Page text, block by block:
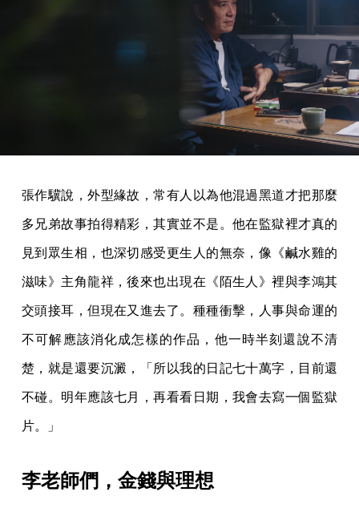
張作驥說，外型緣故，常有人以為他混過黑道才把那麼
多兄弟故事拍得精彩，其實並不是。他在監獄裡才真的
見到眾生相，也深切感受更生人的無奈，像《鹹水雞的
滋味》主角龍祥，後來也出現在《陌生人》裡與李鴻其
交頭接耳，但現在又進去了。種種衝擊，人事與命運的
不可解應該消化成怎樣的作品，他一時半刻還說不清
楚，就是還要沉澱，「所以我的日記七十萬字，目前還
不碰。明年應該七月，再看看日期，我會去寫一個監獄
片。」
李老師們，金錢與理想